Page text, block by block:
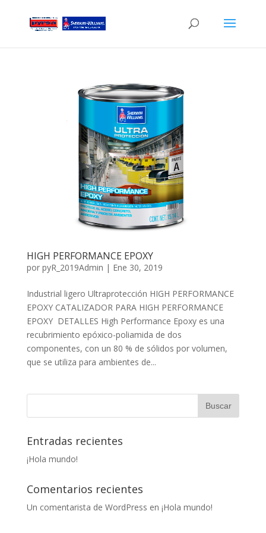
HIGH PERFORMANCE EPOXY
por pyR_2019Admin | Ene 30, 2019
Industrial ligero Ultraprotección HIGH PERFORMANCE
EPOXY CATALIZADOR PARA HIGH PERFORMANCE
EPOXY DETALLES High Performance Epoxy es una
recubrimiento epóxico-poliamida de dos
componentes, con un 80 % de sólidos por volumen,
que se utiliza para ambientes de...
Entradas recientes
¡Hola mundo!
Comentarios recientes
Un comentarista de WordPress en ¡Hola mundo!